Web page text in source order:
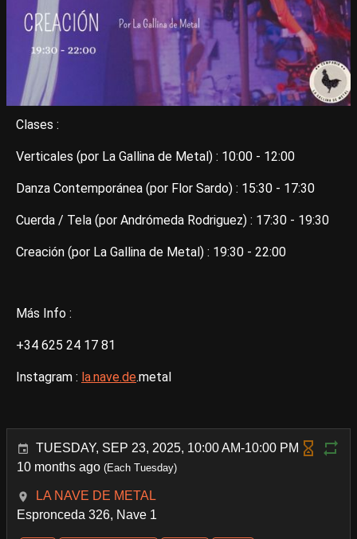
Clases :
Verticales (por La Gallina de Metal) : 10:00 - 12:00
Danza Contemporánea (por Flor Sardo) : 15:30 - 17:30
Cuerda / Tela (por Andrómeda Rodriguez) : 17:30 - 19:30
Creación (por La Gallina de Metal) : 19:30 - 22:00
Más Info :
+34 625 24 17 81
Instagram : la.nave.de.metal
TUESDAY, SEP 23, 2025, 10:00 AM-10:00 PM
10 months ago (Each Tuesday)
LA NAVE DE METAL
Espronceda 326, Nave 1